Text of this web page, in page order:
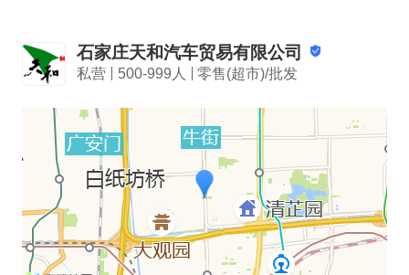
石家庄天和汽车贸易有限公司
私营 500-999人 零售(超市)/批发